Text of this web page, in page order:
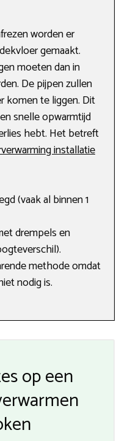
worden er
gemaakt.
moeten dan in
De pijpen zullen
komen te liggen. Dit
snelle opwarmtijd
hebt. Het betreft
installatie
(vaak al binnen 1
drempels en
methode omdat
nodig is.
op een